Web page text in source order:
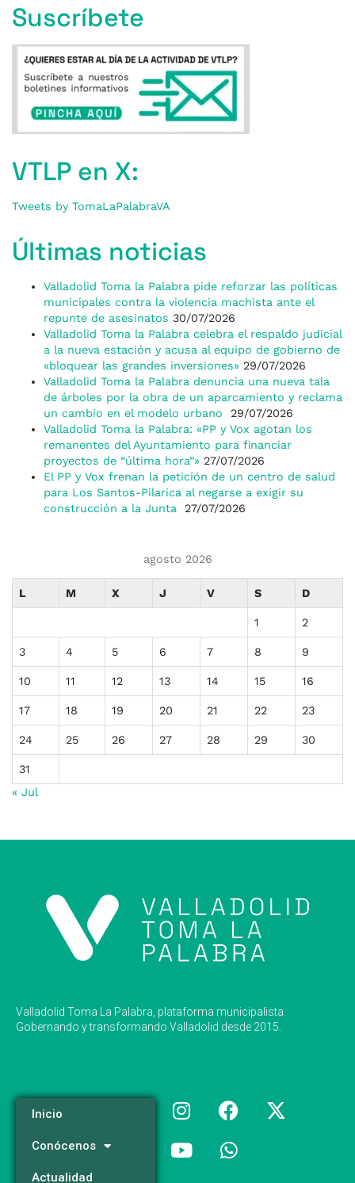
Suscríbete
VTLP en X:
Tweets by TomaLaPalabraVA
Últimas noticias
Valladolid Toma la Palabra pide reforzar las políticas
municipales contra la violencia machista ante el
repunte de asesinatos 30/07/2026
Valladolid Toma la Palabra celebra el respaldo judicial
a la nueva estación y acusa al equipo de gobierno de
«bloquear las grandes inversiones» 29/07/2026
Valladolid Toma la Palabra denuncia una nueva tala
de árboles por la obra de un aparcamiento y reclama
un cambio en el modelo urbano
29/07/2026
Valladolid Toma la Palabra: «PP y Vox agotan los
remanentes del Ayuntamiento para financiar
proyectos de “última hora”» 27/07/2026
El PP y Vox frenan la petición de un centro de salud
para Los Santos-Pilarica al negarse a exigir su
construcción a la Junta
27/07/2026
agosto 2026
L M X J V S D
1 2
3 4 5 6 7 8 9
10 11 12 13 14 15 16
17 18 19 20 21 22 23
24 25 26 27 28 29 30
31
« Jul
Valladolid Toma La Palabra, plataforma municipalista.
Gobernando y transformando Valladolid desde 2015.
Inicio
Conócenos
Actualidad